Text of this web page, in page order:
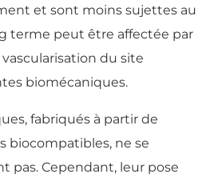
et sont moins sujettes au
terme peut être affectée par
du site
biomécaniques.
fabriqués à partir de
biocompatibles, ne se
pas. Cependant, leur pose